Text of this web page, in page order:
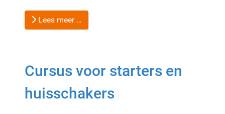
Lees meer …
Cursus voor starters en
huisschakers